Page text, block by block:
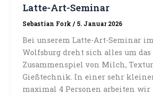
Latte-Art-Seminar
Sebastian Fork/ 5. Januar 2026
Bei unserem Latte-Art-Seminar
Wolfsburg dreht sich alles um das
Zusammenspiel von Milch,
Gießtechnik. In einer sehr
maximal 4 Personen arbeiten